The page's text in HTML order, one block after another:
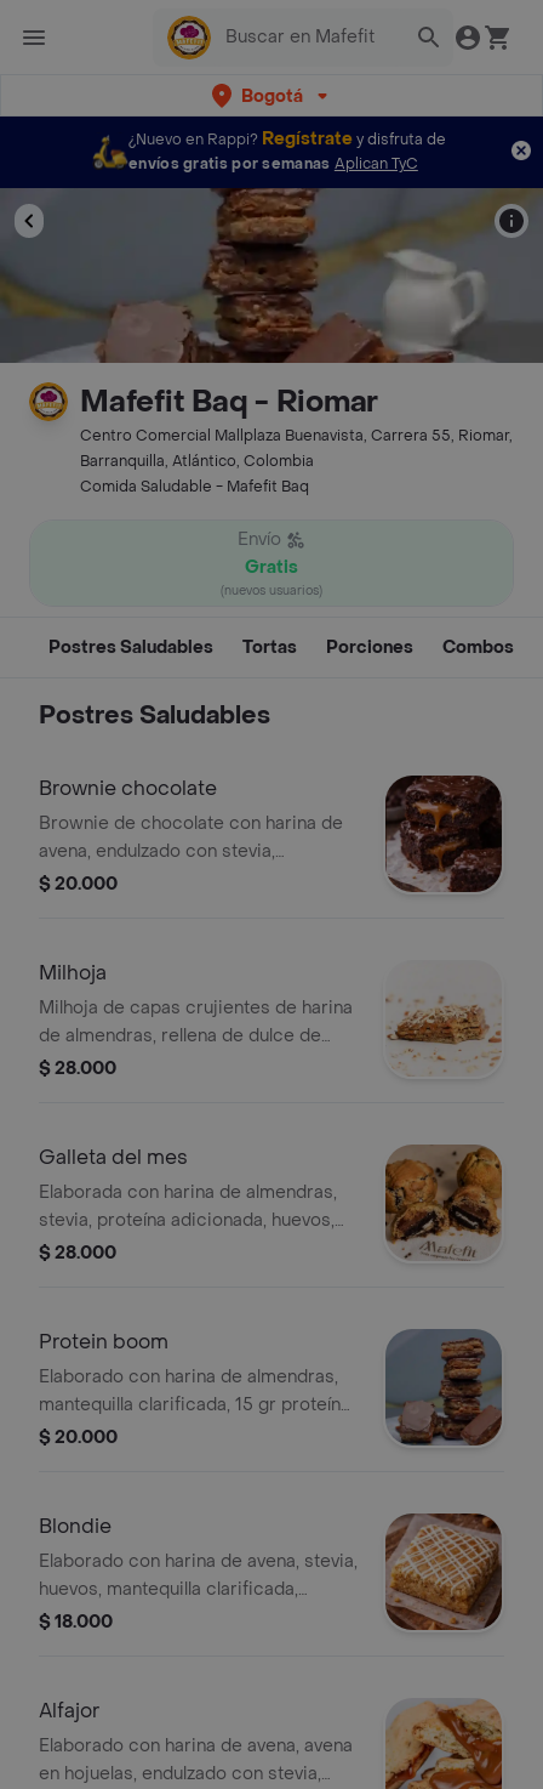
Bogotá
¿Nuevo en Rappi? Regístratey disfruta de
envíos gratis por semanas Aplican TyC
Mafefit Baq - Riomar
Centro Comercial Mallplaza Buenavista, Carrera 55, Riomar,
Barranquilla, Atlántico, Colombia
Comida Saludable - Mafefit Baq
Envío
Gratis
(nuevos usuarios)
Postres Saludables Tortas Porciones Combos
Postres Saludables
Brownie chocolate
Brownie de chocolate con harina de
avena, endulzado con stevia,
chocolate y arequipe sin azúcar.
$ 20.000
Milhoja
Milhoja de capas crujientes de harina
de almendras, rellena de dulce de
leche y decorada con almendras
$ 28.000
Galleta del mes
Elaborada con harina de almendras,
stevia, proteína adicionada, huevos,
mantequilla clarificada.
$ 28.000
Protein boom
Elaborado con harina de almendras,
mantequilla clarificada, 15 gr proteína
adicionada, endulzado con stevia,
$ 20.000
Blondie
Elaborado con harina de avena, stevia,
huevos, mantequilla clarificada,
chocolate blanco 48
$ 18.000
Alfajor
Elaborado con harina de avena, avena
en hojuelas, endulzado con stevia,